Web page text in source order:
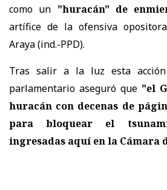
como un "huracán" de
artífice de la ofensiva
Araya (ind.-PPD).
Tras salir a la luz esta
parlamentario aseguró que "el
huracán con decenas de
para bloquear el
ingresadas aquí en la Cámara